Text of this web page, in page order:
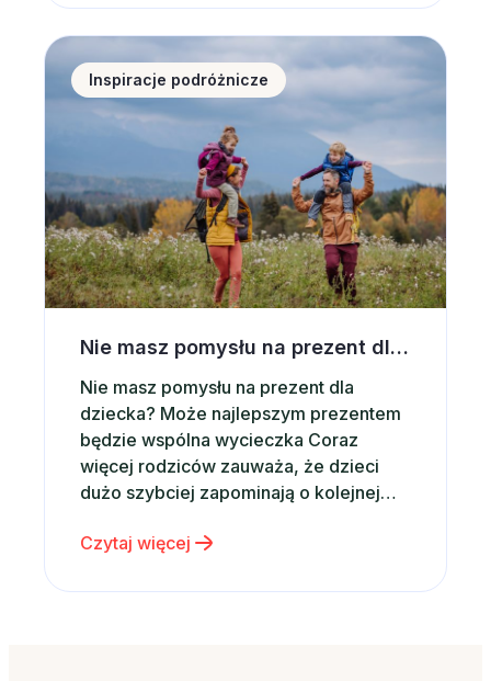
aktywnego wypoczynku sprawiają, że
Zakopane od lat pozostaje jednym z
najchętniej wybieranych kierunków w
Polsce. Co ważne, Zakopane jest
miejscem, które sprawdza się…
Nie masz pomysłu na prezent dla dziecka? Postaw
Inspiracje podróżnicze
Nie masz pomysłu na prezent dla dziecka? Postaw na wspólną wycieczkę
Nie masz pomysłu na prezent dla
dziecka? Może najlepszym prezentem
będzie wspólna wycieczka Coraz
więcej rodziców zauważa, że dzieci
dużo szybciej zapominają o kolejnej
czasie. Właśnie dlatego zamiast
wybieramy emocje, wspomnienia i
Czytaj więcej